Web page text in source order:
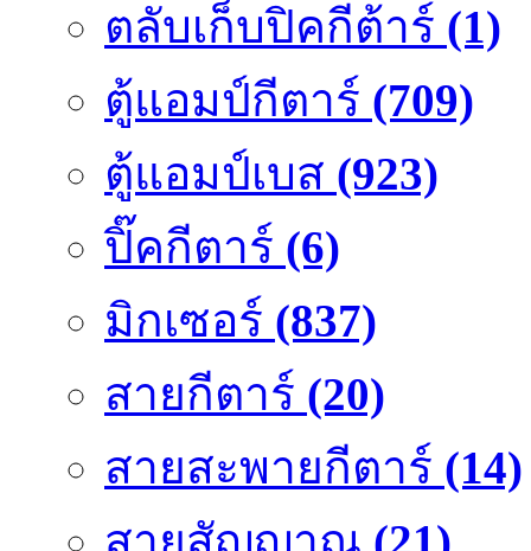
ตลับเก็บปิคกีต้าร์ (1)
ตู้แอมป์กีตาร์ (709)
ตู้แอมป์เบส (923)
ปิ๊คกีตาร์ (6)
มิกเซอร์ (837)
สายกีตาร์ (20)
สายสะพายกีตาร์ (14)